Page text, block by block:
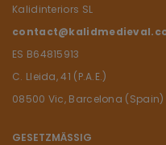
Kalidinteriors SL
ES B64815913
C. Lleida, 41 (P.A.E.)
08500 Vic, Barcelona (Spain)
GESETZMÄSSIG